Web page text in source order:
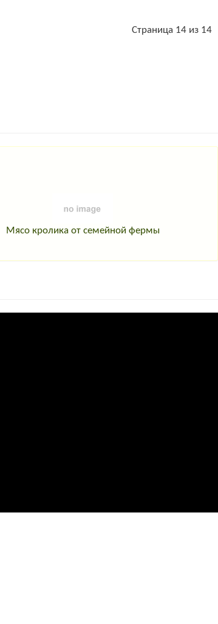
Страница 14 из 14
Мясо кролика от семейной фермы